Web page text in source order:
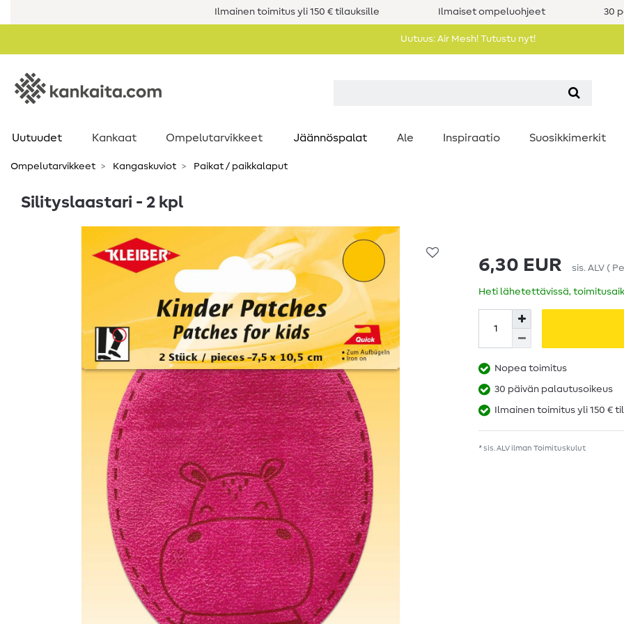
Ilmainen toimitus yli 150 € tilauksille Ilmaiset ompeluohjeet 30
Uutuus: Air Mesh! Tutustu nyt!
Uutuudet Kankaat Ompelutarvikkeet Jäännöspalat Ale Inspiraatio Suosikkimerkit
Ompelutarvikkeet Kangaskuviot Paikat / paikkalaput
Silityslaastari - 2 kpl
6,30 EUR sis. ALV (
Heti lähetettävissä,
Nopea toimitus
30 päivän palautusoikeus
Ilmainen toimitus yli 150 €
* sis. ALV ilman Toimituskulut